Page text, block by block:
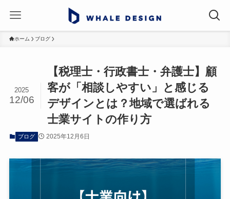
ホーム ブログ
【税理士・行政書士・弁護士】顧
客が「相談しやすい」と感じる
デザインとは？地域で選ばれる
士業サイトの作り方
2025
12/06
ブログ 2025年12月6日